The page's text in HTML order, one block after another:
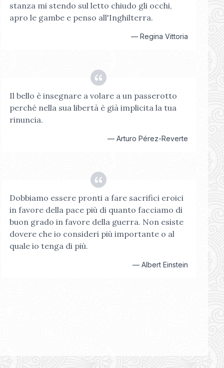
stanza mi stendo sul letto chiudo gli occhi,
apro le gambe e penso all'Inghilterra.
— Regina Vittoria
Il bello è insegnare a volare a un passerotto
perché nella sua libertà è già implicita la tua
rinuncia.
— Arturo Pérez-Reverte
Dobbiamo essere pronti a fare sacrifici eroici
in favore della pace più di quanto facciamo di
buon grado in favore della guerra. Non esiste
dovere che io consideri più importante o al
quale io tenga di più.
— Albert Einstein